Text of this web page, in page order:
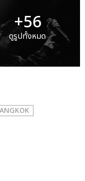
+56
ดูรูปทั้งหมด